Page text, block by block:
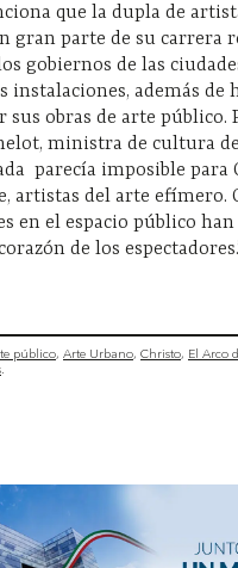
que la dupla de
gran parte de su carrera
gobiernos de las
instalaciones, además de
sus obras de arte público.
ministra de cultura
parecía imposible para
artistas del arte efímero.
en el espacio público
de los
público Arte Urbano Christo El Arco